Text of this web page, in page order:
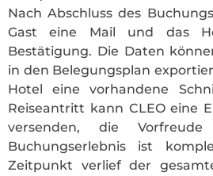
Nach Abschluss des
Gast eine Mail und das
Bestätigung. Die Daten
in den Belegungsplan
Hotel eine vorhandene
Reiseantritt kann CLEO eine
versenden, die
Buchungserlebnis ist
Zeitpunkt verlief der